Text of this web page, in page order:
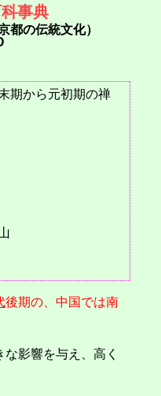
事典
都の伝統文化）
期から元初期の禅
後期の、中国では南
影響を与え、高く